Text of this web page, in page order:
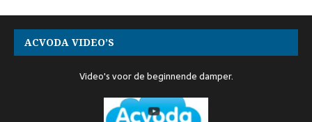
ACVODA VIDEO’S
Video's voor de beginnende damper.